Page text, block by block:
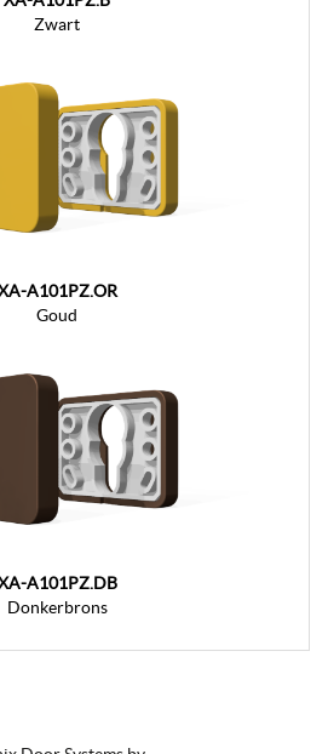
Zwart
A101PZ.OR
Goud
A101PZ.DB
Donkerbrons